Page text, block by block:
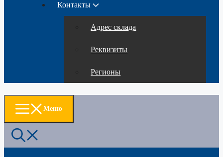
Контакты
Адрес склада
Реквизиты
Регионы
Меню